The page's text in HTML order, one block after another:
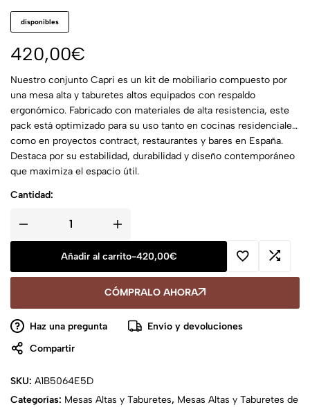
disponibles
420,00€
Nuestro conjunto Capri es un kit de mobiliario compuesto por
una mesa alta y taburetes altos equipados con respaldo
ergonómico. Fabricado con materiales de alta resistencia, este
pack está optimizado para su uso tanto en cocinas residenciales
como en proyectos contract, restaurantes y bares en España.
Destaca por su estabilidad, durabilidad y diseño contemporáneo
que maximiza el espacio útil.
Cantidad:
Añadir al carrito-420,00€
CÓMPRALO AHORA
Haz una pregunta
Envío y devoluciones
Compartir
SKU: A1B5064E5D
Categorías: Mesas Altas y Taburetes, Mesas Altas y Taburetes de